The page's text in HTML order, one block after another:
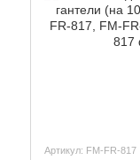
Артикул: FM-FR-817